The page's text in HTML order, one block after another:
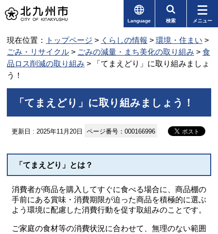
Language 検索 メニュー
現在位置： トップページ > くらしの情報 > 環境・住まい >
ごみ・リサイクル > ごみの減量・まち美化の取り組み > 食
品ロス削減の取り組み > 「てまえどり」に取り組みましょ
う！
「てまえどり」に取り組みましょう！
更新日 : 2025年11月20日 ページ番号：000166996
「てまえどり」とは？
消費者が商品を購入してすぐに食べる場合に、商品棚の
手前にある賞味・消費期限が迫った商品を積極的に選ぶ
よう環境に配慮した消費行動を促す取組みのことです。
ご家庭の食材等の消費状況に合わせて、無理のない範囲